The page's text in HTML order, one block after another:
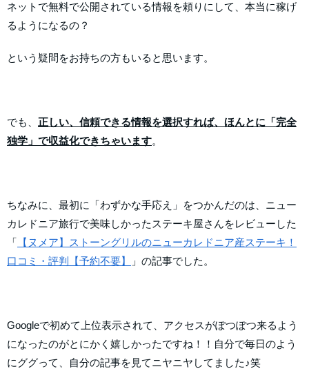
ネットで無料で公開されている情報を頼りにして、本当に稼げ
るようになるの？
という疑問をお持ちの方もいると思います。
でも、 正しい、信頼できる情報を選択すれば、ほんとに「完全
独学」で収益化できちゃいます。
ちなみに、最初に「わずかな手応え」をつかんだのは、ニュー
カレドニア旅行で美味しかったステーキ屋さんをレビューした
「 【ヌメア】ストーングリルのニューカレドニア産ステーキ！
口コミ・評判【予約不要】
」の記事でした。
Googleで初めて上位表示されて、アクセスがぽつぽつ来るよう
になったのがとにかく嬉しかったですね！！自分で毎日のよう
にググって、自分の記事を見てニヤニヤしてました♪笑